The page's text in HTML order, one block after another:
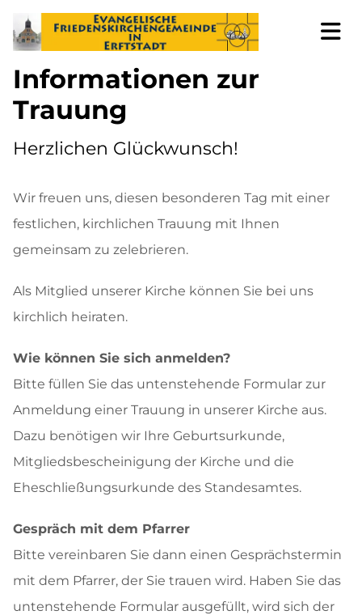
Informationen zur
Trauung
Herzlichen Glückwunsch!
Wir freuen uns, diesen besonderen Tag mit einer
festlichen, kirchlichen Trauung mit Ihnen
gemeinsam zu zelebrieren.
Als Mitglied unserer Kirche können Sie bei uns
kirchlich heiraten.
Wie können Sie sich anmelden?
Bitte füllen Sie das untenstehende Formular zur
Anmeldung einer Trauung in unserer Kirche aus.
Dazu benötigen wir Ihre Geburtsurkunde,
Mitgliedsbescheinigung der Kirche und die
Eheschließungsurkunde des Standesamtes.
Gespräch mit dem Pfarrer
Bitte vereinbaren Sie dann einen Gesprächstermin
mit dem Pfarrer, der Sie trauen wird. Haben Sie das
untenstehende Formular ausgefüllt, wird sich der